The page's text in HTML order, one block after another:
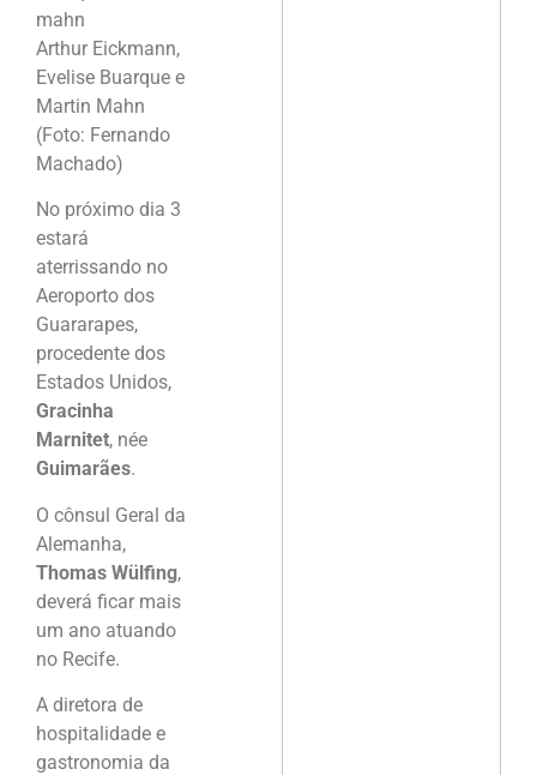
Arthur Eickmann,
Evelise Buarque e
Martin Mahn
(Foto: Fernando
Machado)
No próximo dia 3
estará
aterrissando no
Aeroporto dos
Guararapes,
procedente dos
Estados Unidos,
Gracinha
Marnitet, née
Guimarães.
O cônsul Geral da
Alemanha,
Thomas Wülfing,
deverá ficar mais
um ano atuando
no Recife.
A diretora de
hospitalidade e
gastronomia da